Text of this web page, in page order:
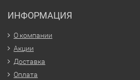
ИНФОРМАЦИЯ
О компании
Акции
Доставка
Оплата